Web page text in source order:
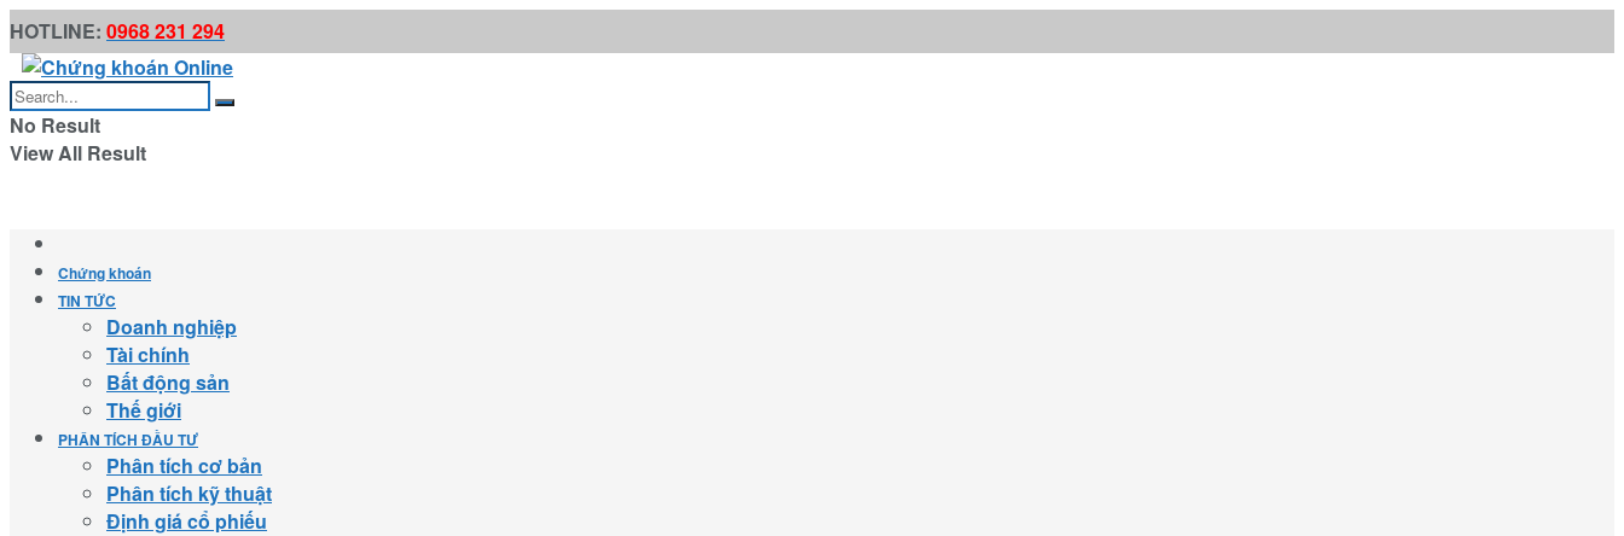
HOTLINE: 0968 231 294
No Result
View All Result
Chứng khoán
TIN TỨC
Doanh nghiệp
Tài chính
Bất động sản
Thế giới
PHÂN TÍCH ĐẦU TƯ
Phân tích cơ bản
Phân tích kỹ thuật
Định giá cổ phiếu